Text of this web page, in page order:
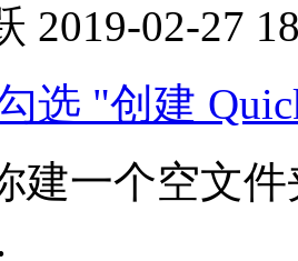
2019-02-27
选 "创建
建一个空文